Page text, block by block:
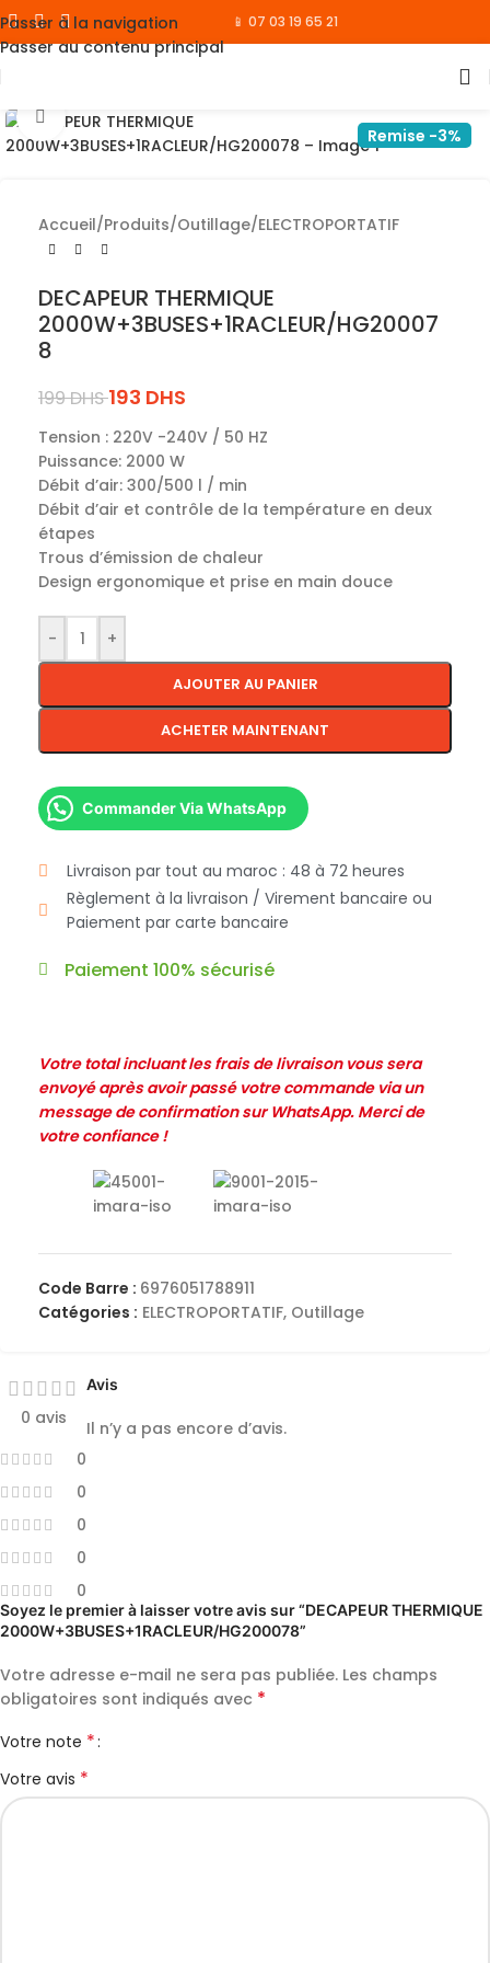
Passer à la navigation
Passer au contenu principal
📱 07 03 19 65 21
Remise -3%
Cliquez pour agrandir
Accueil/Produits/Outillage/ELECTROPORTATIF
DECAPEUR THERMIQUE
2000W+3BUSES+1RACLEUR/HG20007
8
199DHS 193 DHS
Tension : 220V -240V / 50 HZ
Puissance: 2000 W
Débit d’air: 300/500 l / min
Débit d’air et contrôle de la température en deux
étapes
Trous d’émission de chaleur
Design ergonomique et prise en main douce
- +
AJOUTER AU PANIER
ACHETER MAINTENANT
Commander Via WhatsApp
Livraison par tout au maroc : 48 à 72 heures
Règlement à la livraison / Virement bancaire ou
Paiement par carte bancaire
Paiement 100% sécurisé
Votre total incluant les frais de livraison vous sera
envoyé après avoir passé votre commande via un
message de confirmation sur WhatsApp. Merci de
votre confiance !
Code Barre : 6976051788911
Catégories : ELECTROPORTATIF, Outillage
0 avis
0
0
0
0
0
Avis
Il n’y a pas encore d’avis.
Soyez le premier à laisser votre avis sur “DECAPEUR THERMIQUE
2000W+3BUSES+1RACLEUR/HG200078”
Votre adresse e-mail ne sera pas publiée. Les champs
obligatoires sont indiqués avec *
Votre note *
Votre avis *